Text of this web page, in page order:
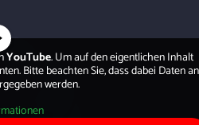
YouTube. Um auf den eigentlichen Inhalt
Bitte beachten Sie, dass dabei Daten an
werden.